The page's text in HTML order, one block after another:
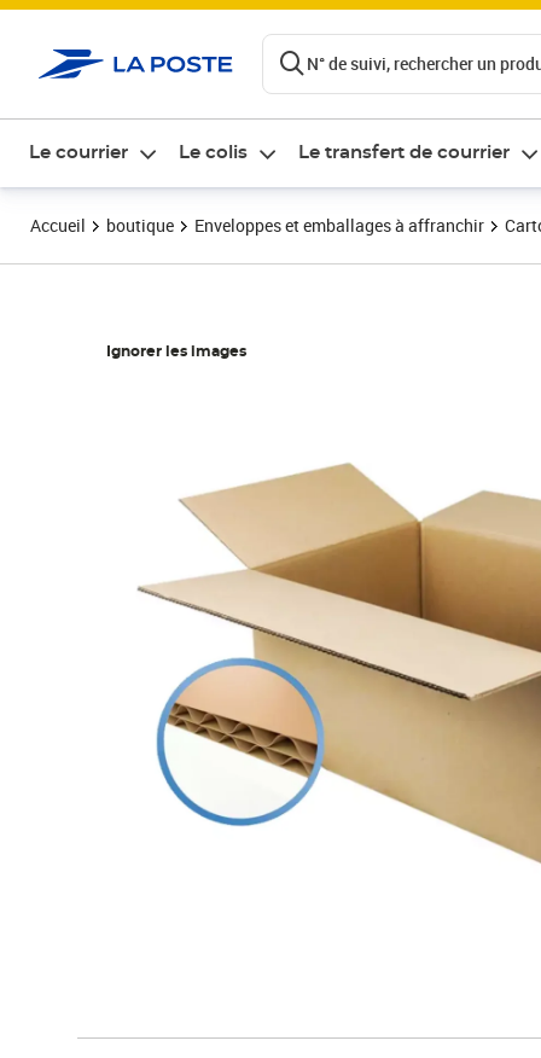
N° de suivi, rechercher un
Le courrier Le colis Le transfert de courrier
Accueil boutique Enveloppes et emballages à affranchir
Ignorer les images